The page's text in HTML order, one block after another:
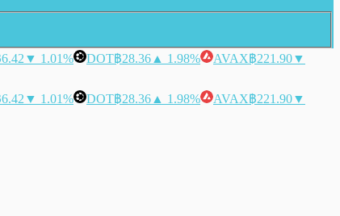
▼ 1.01% DOT฿28.36 ▲ 1.98% AVAX฿221.90▼
▼ 1.01% DOT฿28.36 ▲ 1.98% AVAX฿221.90▼